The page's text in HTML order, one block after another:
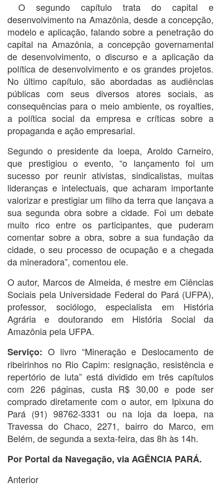
O segundo capítulo trata do capital e
desenvolvimento na Amazônia, desde a concepção,
modelo e aplicação, falando sobre a penetração do
capital na Amazônia, a concepção governamental
de desenvolvimento, o discurso e a aplicação da
política de desenvolvimento e os grandes projetos.
No último capítulo, são abordadas as audiências
públicas com seus diversos atores sociais, as
consequências para o meio ambiente, os royalties,
a política social da empresa e críticas sobre a
propaganda e ação empresarial.
Segundo o presidente da Ioepa, Aroldo Carneiro,
que prestigiou o evento, “o lançamento foi um
sucesso por reunir ativistas, sindicalistas, muitas
lideranças e intelectuais, que acharam importante
valorizar e prestigiar um filho da terra que lançava a
sua segunda obra sobre a cidade. Foi um debate
muito rico entre os participantes, que puderam
comentar sobre a obra, sobre a sua fundação da
cidade, o seu processo de ocupação e a chegada
da mineradora”, comentou ele.
O autor, Marcos de Almeida, é mestre em Ciências
Sociais pela Universidade Federal do Pará (UFPA),
professor, sociólogo, especialista em História
Agrária e doutorando em História Social da
Amazônia pela UFPA.
Serviço: O livro “Mineração e Deslocamento de
ribeirinhos no Rio Capim: resignação, resistência e
repertório de luta” está dividido em três capítulos
com 226 páginas, custa R$ 30,00 e pode ser
comprado diretamente com o autor, em Ipixuna do
Pará (91) 98762-3331 ou na loja da Ioepa, na
Travessa do Chaco, 2271, bairro do Marco, em
Belém, de segunda a sexta-feira, das 8h às 14h.
Por Portal da Navegação, via AGÊNCIA PARÁ.
Anterior